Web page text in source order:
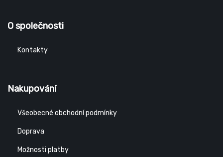
O společnosti
Kontakty
Nakupování
Všeobecné obchodní podmínky
Doprava
Možnosti platby